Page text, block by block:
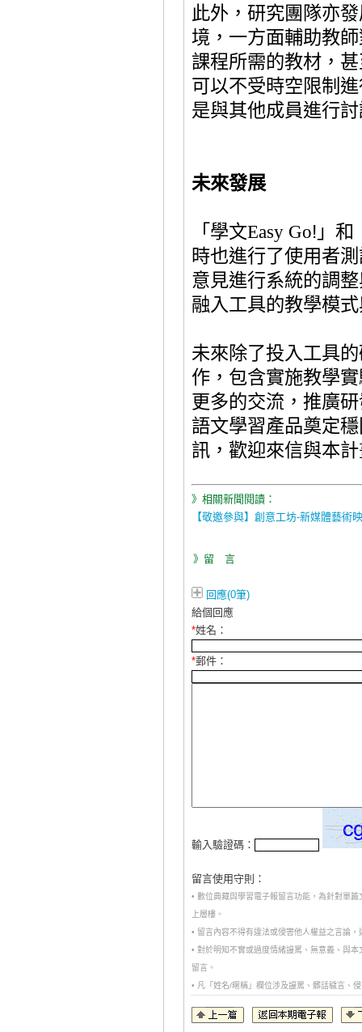
此外，研究團隊亦
境，一方面輔助教
課程所需的教材 ，
可以不受時空限制
是與其他成員進行
未來發展
「學文Easy Go! 」和
時也進行了使用者
意見進行系統的調
融入工具的教學模
未來除了投入工具
作，包含實施教學
更多的交流，推廣
語文學習產品奠定
訊，歡迎來信與本
》相關新聞閱讀：
【敬邀參與】創意工坊-新媒體藝術
》留 言
回應(0筆)
給個回應
*姓名：
*郵件：
輸入驗證碼：
留言使用守則：
• 數位典藏與學習電子報留言功能，為針對單
上層樓。
• 留言內容不得有違法或侵害他人權益之言論
• 對於明知不實或過度情緒謾罵、無意義、與
留言。
• 凡「姓名/暱稱」欄位涉及謾罵、髒話穢言、